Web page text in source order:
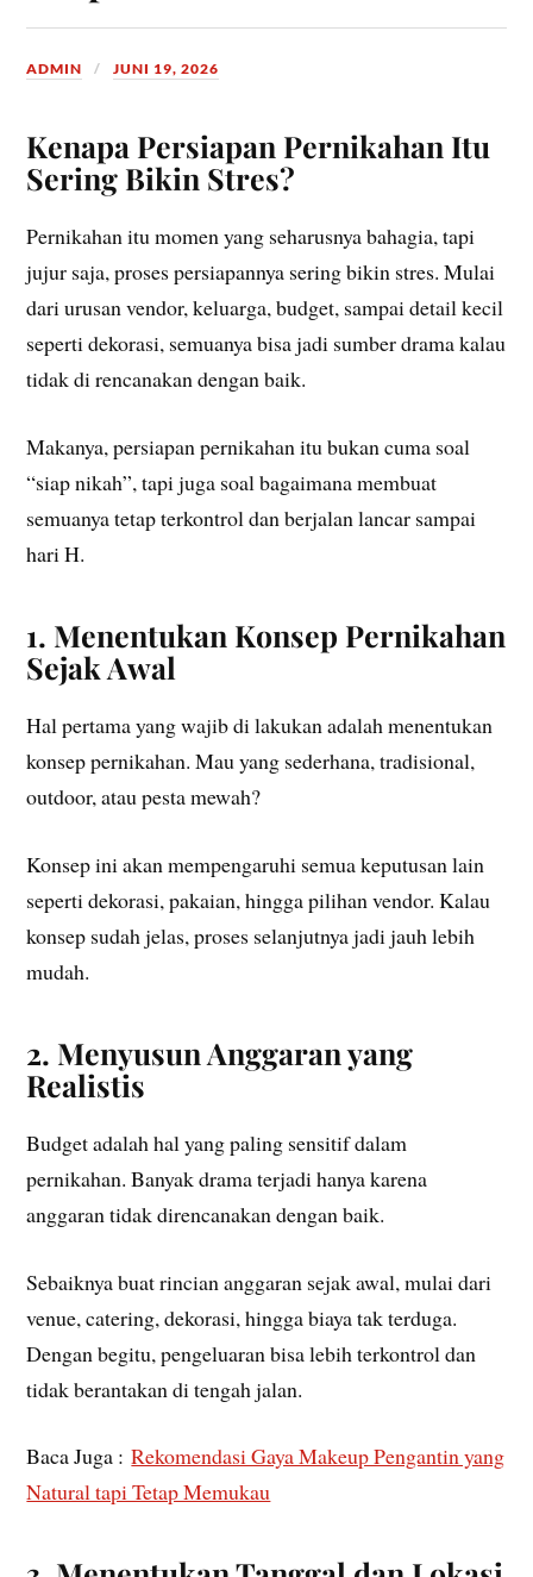
ADMIN JUNI 19, 2026
Kenapa Persiapan Pernikahan Itu
Sering Bikin Stres?
Pernikahan itu momen yang seharusnya bahagia, tapi
jujur saja, proses persiapannya sering bikin stres. Mulai
dari urusan vendor, keluarga, budget, sampai detail kecil
seperti dekorasi, semuanya bisa jadi sumber drama kalau
tidak di rencanakan dengan baik.
Makanya, persiapan pernikahan itu bukan cuma soal
“siap nikah”, tapi juga soal bagaimana membuat
semuanya tetap terkontrol dan berjalan lancar sampai
hari H.
1. Menentukan Konsep Pernikahan
Sejak Awal
Hal pertama yang wajib di lakukan adalah menentukan
konsep pernikahan. Mau yang sederhana, tradisional,
outdoor, atau pesta mewah?
Konsep ini akan mempengaruhi semua keputusan lain
seperti dekorasi, pakaian, hingga pilihan vendor. Kalau
konsep sudah jelas, proses selanjutnya jadi jauh lebih
mudah.
2. Menyusun Anggaran yang
Realistis
Budget adalah hal yang paling sensitif dalam
pernikahan. Banyak drama terjadi hanya karena
anggaran tidak direncanakan dengan baik.
Sebaiknya buat rincian anggaran sejak awal, mulai dari
venue, catering, dekorasi, hingga biaya tak terduga.
Dengan begitu, pengeluaran bisa lebih terkontrol dan
tidak berantakan di tengah jalan.
Baca Juga :Rekomendasi Gaya Makeup Pengantin yang
Natural tapi Tetap Memukau